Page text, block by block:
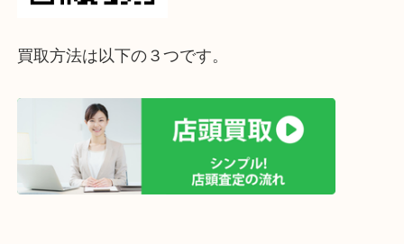
ホームページ特典は下記バナーよりご確認ください